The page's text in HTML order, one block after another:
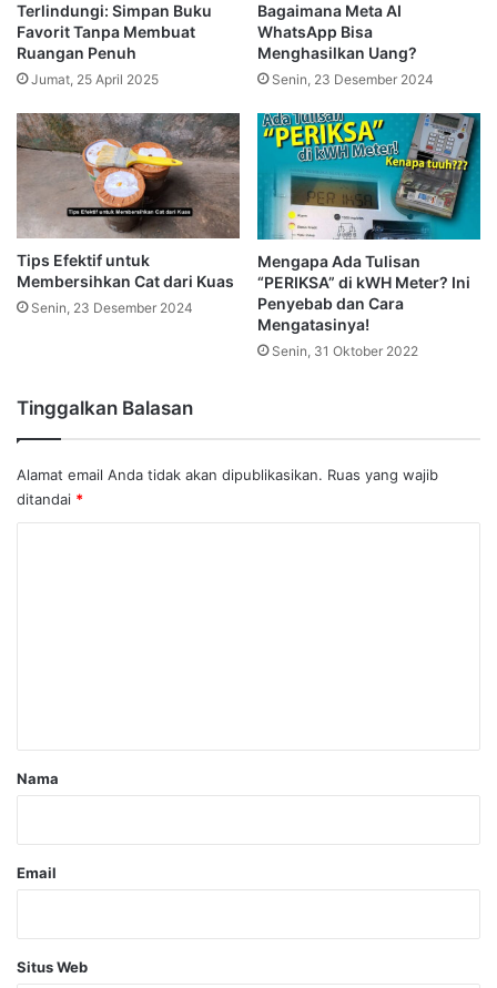
Terlindungi: Simpan Buku
Favorit Tanpa Membuat
Ruangan Penuh
Jumat, 25 April 2025
Bagaimana Meta AI
WhatsApp Bisa
Menghasilkan Uang?
Senin, 23 Desember 2024
Tips Efektif untuk
Membersihkan Cat dari Kuas
Senin, 23 Desember 2024
Mengapa Ada Tulisan
“PERIKSA” di kWH Meter? Ini
Penyebab dan Cara
Mengatasinya!
Senin, 31 Oktober 2022
Tinggalkan Balasan
Alamat email Anda tidak akan dipublikasikan. Ruas yang wajib
ditandai *
rNama
Email
Situs Web